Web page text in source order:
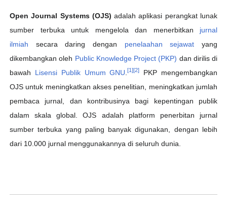
Open Journal Systems (OJS) adalah aplikasi perangkat lunak
sumber terbuka untuk mengelola dan menerbitkan jurnal
ilmiah secara daring dengan penelaahan sejawat yang
dikembangkan oleh Public Knowledge Project (PKP) dan dirilis di
bawah Lisensi Publik Umum GNU .[1][2]
PKP mengembangkan
OJS untuk meningkatkan akses penelitian, meningkatkan jumlah
pembaca jurnal, dan kontribusinya bagi kepentingan publik
dalam skala global. OJS adalah platform penerbitan jurnal
sumber terbuka yang paling banyak digunakan, dengan lebih
dari 10.000 jurnal menggunakannya di seluruh dunia.